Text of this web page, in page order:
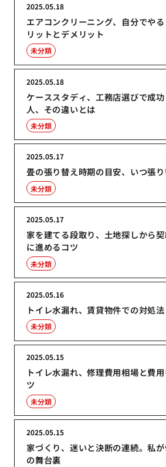
エアコンクリーニング、自分でや
リットとデメリット
2025.05.18
未分類
ケーススタディ、工務店選びで成
人、その違いとは
2025.05.18
未分類
畳の張り替え時期の目安、いつ張
2025.05.17
未分類
家を建てる段取り、土地探しから
に進めるコツ
2025.05.17
未分類
トイレ水漏れ、賃貸物件での対処
2025.05.16
未分類
トイレ水漏れ、修理費用相場と費
ツ
2025.05.15
未分類
家づくり、迷いと決断の連続。私
の舞台裏
2025.05.15